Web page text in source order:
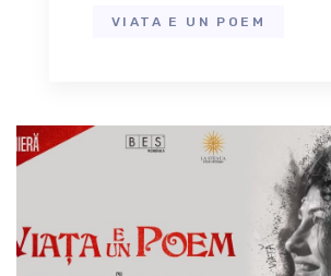
VIATA E UN POEM